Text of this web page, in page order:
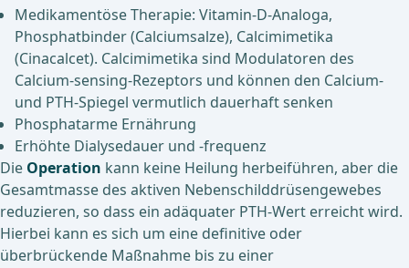
Medikamentöse Therapie: Vitamin-D-Analoga,
Phosphatbinder (Calciumsalze), Calcimimetika
(Cinacalcet). Calcimimetika sind Modulatoren des
Calcium-sensing-Rezeptors und können den Calcium-
und PTH-Spiegel vermutlich dauerhaft senken
Phosphatarme Ernährung
Erhöhte Dialysedauer und -frequenz
Die Operation kann keine Heilung herbeiführen, aber die
Gesamtmasse des aktiven Nebenschilddrüsengewebes
reduzieren, so dass ein adäquater PTH-Wert erreicht wird.
Hierbei kann es sich um eine definitive oder
überbrückende Maßnahme bis zu einer